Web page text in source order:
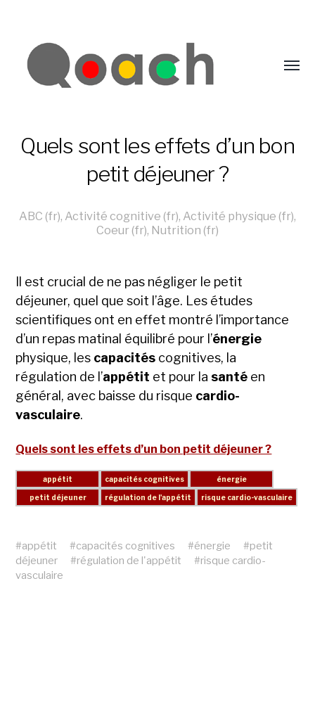
Quels sont les effets d’un bon
petit déjeuner ?
ABC (fr), Activité cognitive (fr), Activité physique (fr),
Coeur (fr), Nutrition (fr)
Il est crucial de ne pas négliger le petit
déjeuner, quel que soit l’âge. Les études
scientifiques ont en effet montré l’importance
d’un repas matinal équilibré pour l’énergie
physique, les capacités cognitives, la
régulation de l’appétit et pour la santé en
général, avec baisse du risque cardio-
vasculaire.
Quels sont les effets d’un bon petit déjeuner ?
#appétit #capacités cognitives #énergie #petit
déjeuner
#régulation de l'appétit #risque cardio-
vasculaire